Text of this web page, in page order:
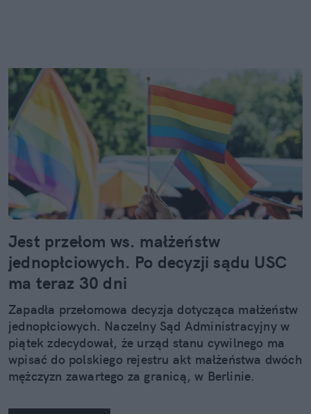
Jest przełom ws. małżeństw
jednopłciowych. Po decyzji sądu USC
ma teraz 30 dni
Zapadła przełomowa decyzja dotycząca małżeństw
jednopłciowych. Naczelny Sąd Administracyjny w
piątek zdecydował, że urząd stanu cywilnego ma
wpisać do polskiego rejestru akt małżeństwa dwóch
mężczyzn zawartego za granicą, w Berlinie.